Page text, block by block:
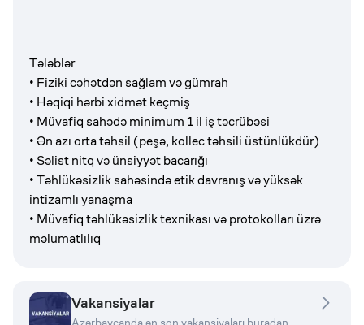
Tələblər
• Fiziki cəhətdən sağlam və gümrah
• Həqiqi hərbi xidmət keçmiş
• Müvafiq sahədə minimum 1 il iş təcrübəsi
• Ən azı orta təhsil (peşə, kollec təhsili üstünlükdür)
• Səlist nitq və ünsiyyət bacarığı
• Təhlükəsizlik sahəsində etik davranış və yüksək
intizamlı yanaşma
• Müvafiq təhlükəsizlik texnikası və protokolları üzrə
məlumatlılıq
Vakansiyalar